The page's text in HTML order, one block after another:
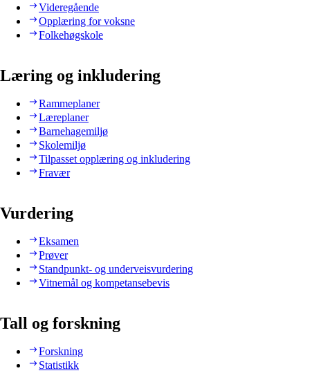
Videregående
Opplæring for voksne
Folkehøgskole
Læring og inkludering
Rammeplaner
Læreplaner
Barnehagemiljø
Skolemiljø
Tilpasset opplæring og inkludering
Fravær
Vurdering
Eksamen
Prøver
Standpunkt- og underveisvurdering
Vitnemål og kompetansebevis
Tall og forskning
Forskning
Statistikk